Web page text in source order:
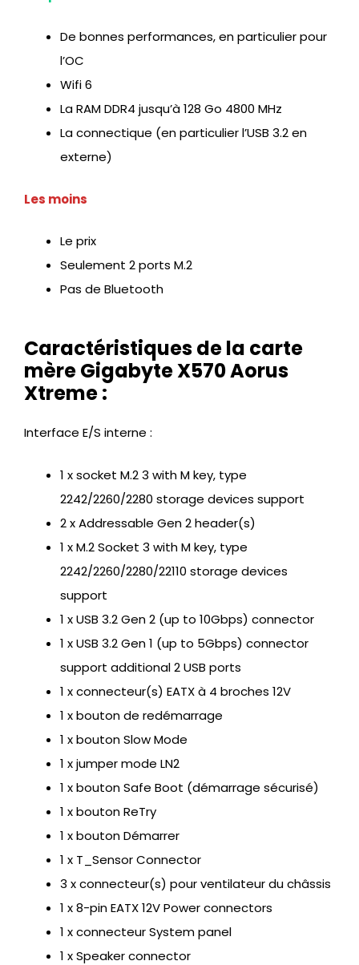
De bonnes performances, en particulier pour
l’OC
Wifi 6
La RAM DDR4 jusqu’à 128 Go 4800 MHz
La connectique (en particulier l’USB 3.2 en
externe)
Les moins
Le prix
Seulement 2 ports M.2
Pas de Bluetooth
Caractéristiques de la carte
mère Gigabyte X570 Aorus
Xtreme :
Interface E/S interne :
1 x socket M.2 3 with M key, type
2242/2260/2280 storage devices support
2 x Addressable Gen 2 header(s)
1 x M.2 Socket 3 with M key, type
2242/2260/2280/22110 storage devices
support
1 x USB 3.2 Gen 2 (up to 10Gbps) connector
1 x USB 3.2 Gen 1 (up to 5Gbps) connector
support additional 2 USB ports
1 x connecteur(s) EATX à 4 broches 12V
1 x bouton de redémarrage
1 x bouton Slow Mode
1 x jumper mode LN2
1 x bouton Safe Boot (démarrage sécurisé)
1 x bouton ReTry
1 x bouton Démarrer
1 x T_Sensor Connector
3 x connecteur(s) pour ventilateur du châssis
1 x 8-pin EATX 12V Power connectors
1 x connecteur System panel
1 x Speaker connector